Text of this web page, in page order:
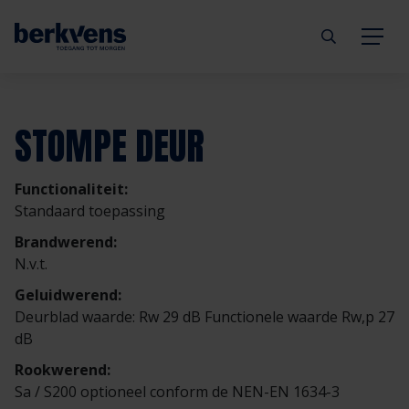
Deuren
Kozijnen
Hang- & sluitwerk
Diensten
Technische documentatie
Eengezinswoning
Meergezinswoning
Utiliteitsgebouw
Prefab woning
Aannemer
Architect
Projectontwikkelaar
Handelspartner
Inbraakwerend
Brandwerend
Geluidwerend
Rookwerend
Duurzaamheid
mijndeur.nl
Webshop
Inspiratie
Verkooppunten
Veelgestelde vragen
Blog
Organisatie
Duurzaamheid
GND Garantiedeuren
Werken bij Berkvens
STOMPE DEUR
Functionaliteit:
Standaard toepassing
Brandwerend:
N.v.t.
Geluidwerend:
Deurblad waarde: Rw 29 dB Functionele waarde Rw,p 27
dB
Rookwerend:
Sa / S200 optioneel conform de NEN-EN 1634-3